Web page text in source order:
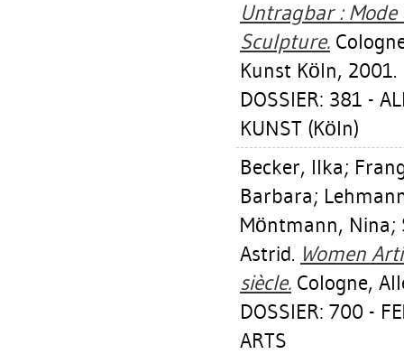
Untragbar :
Sculpture.
Kunst Köln, 2001.
DOSSIER: 381 -
KUNST (Köln)
Becker, Ilka;
Barbara;
Möntmann, Nina;
Astrid. Women
siècle. Cologne,
DOSSIER: 700 -
ARTS